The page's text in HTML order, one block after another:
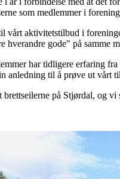
som medlemmer i
aktivitetstilbud i
gode" på samme
har tidligere erfaring
anledning til å prøve ut vårt
på Stjørdal, og